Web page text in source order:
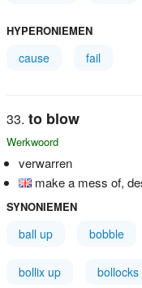
HYPERONIEMEN
cause fail
to blow
Werkwoord
verwarren
make a mess of,
SYNONIEMEN
ball up bobble
bollix up bollocks